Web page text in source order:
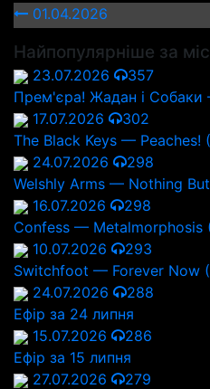
01.04.2026
Найпопулярніше за
23.07.2026
357
Прем'єра! Жадан і Собаки
17.07.2026
302
The Black Keys — Peaches!
24.07.2026
298
Welshly Arms — Nothing
16.07.2026
298
Confess — Metalmorphosis
10.07.2026
293
Switchfoot — Forever Now
24.07.2026
288
Ефір за 24 липня
15.07.2026
286
Ефір за 15 липня
27.07.2026
279